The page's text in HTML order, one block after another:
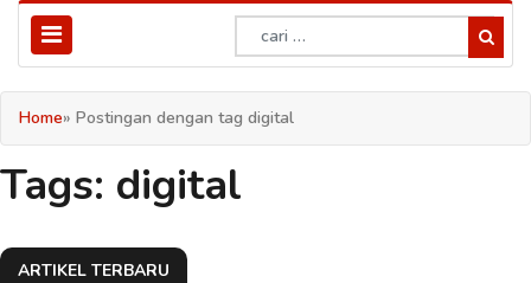
Home» Postingan dengan tag digital
Tags: digital
ARTIKEL TERBARU